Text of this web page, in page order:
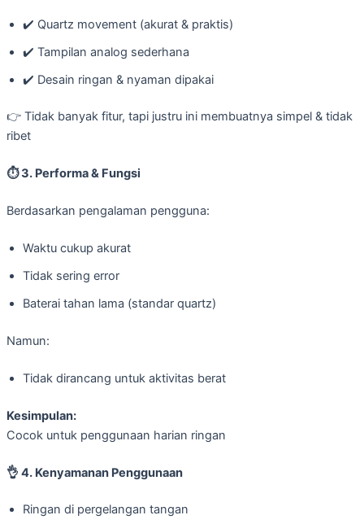
✔️ Quartz movement (akurat & praktis)
✔️ Tampilan analog sederhana
✔️ Desain ringan & nyaman dipakai
👉 Tidak banyak fitur, tapi justru ini membuatnya simpel & tidak
ribet
⏱️ 3. Performa & Fungsi
Berdasarkan pengalaman pengguna:
Waktu cukup akurat
Tidak sering error
Baterai tahan lama (standar quartz)
Namun:
Tidak dirancang untuk aktivitas berat
Kesimpulan:
Cocok untuk penggunaan harian ringan
👌 4. Kenyamanan Penggunaan
Ringan di pergelangan tangan